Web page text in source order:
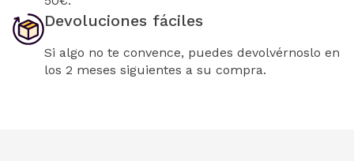
Devoluciones fáciles
Si algo no te convence, puedes devolvérnoslo en
los 2 meses siguientes a su compra.